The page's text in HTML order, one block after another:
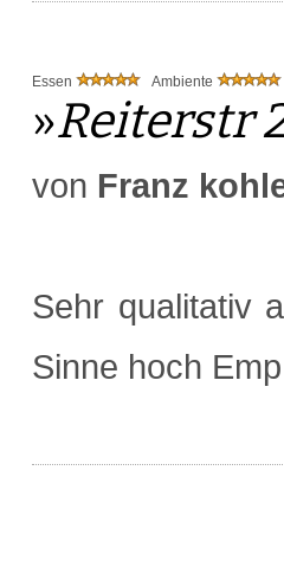
Essen Ambiente
»Reiterstr
von Franz
Sehr qualitativ
Sinne hoch